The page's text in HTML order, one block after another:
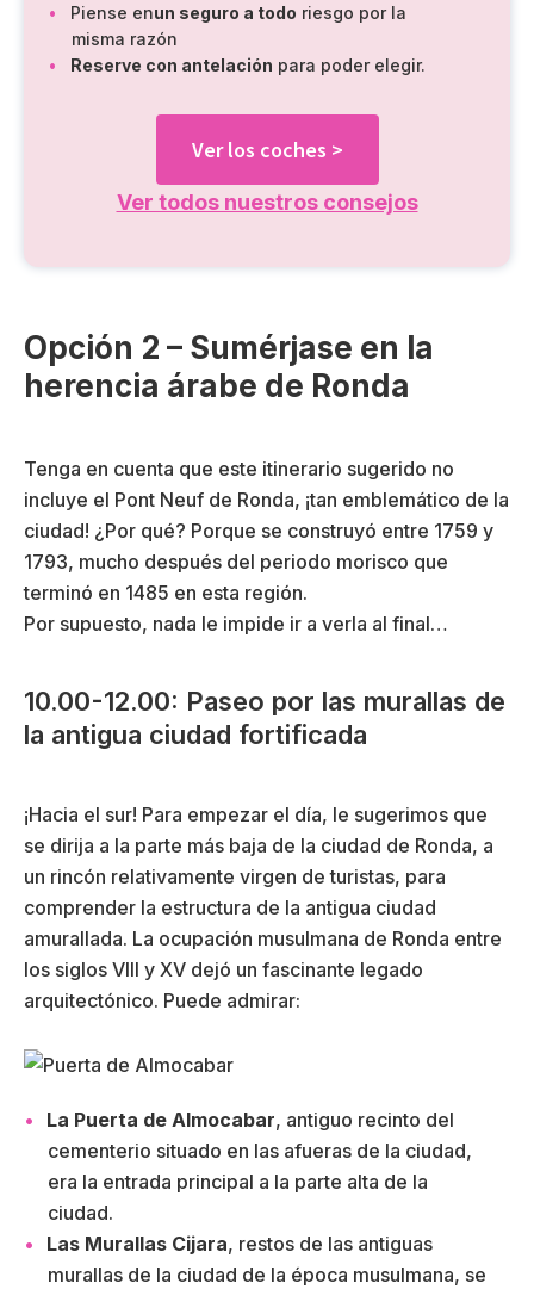
Piense enun seguro a todo riesgo por la
misma razón
Reserve con antelación para poder elegir.
Ver los coches >
Ver todos nuestros consejos
Opción 2 – Sumérjase en la
herencia árabe de Ronda
Tenga en cuenta que este itinerario sugerido no
incluye el Pont Neuf de Ronda, ¡tan emblemático de la
ciudad! ¿Por qué? Porque se construyó entre 1759 y
1793, mucho después del periodo morisco que
terminó en 1485 en esta región.
Por supuesto, nada le impide ir a verla al final…
10.00-12.00: Paseo por las murallas de
la antigua ciudad fortificada
¡Hacia el sur! Para empezar el día, le sugerimos que
se dirija a la parte más baja de la ciudad de Ronda, a
un rincón relativamente virgen de turistas, para
comprender la estructura de la antigua ciudad
amurallada. La ocupación musulmana de Ronda entre
los siglos VIII y XV dejó un fascinante legado
arquitectónico. Puede admirar:
La Puerta de Almocabar, antiguo recinto del
cementerio situado en las afueras de la ciudad,
era la entrada principal a la parte alta de la
ciudad.
Las Murallas Cijara, restos de las antiguas
murallas de la ciudad de la época musulmana, se